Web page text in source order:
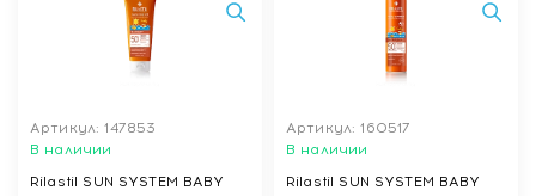
Артикул: 147853
В наличии
Rilastil SUN SYSTEM BABY
Артикул: 160517
В наличии
Rilastil SUN SYSTEM BABY